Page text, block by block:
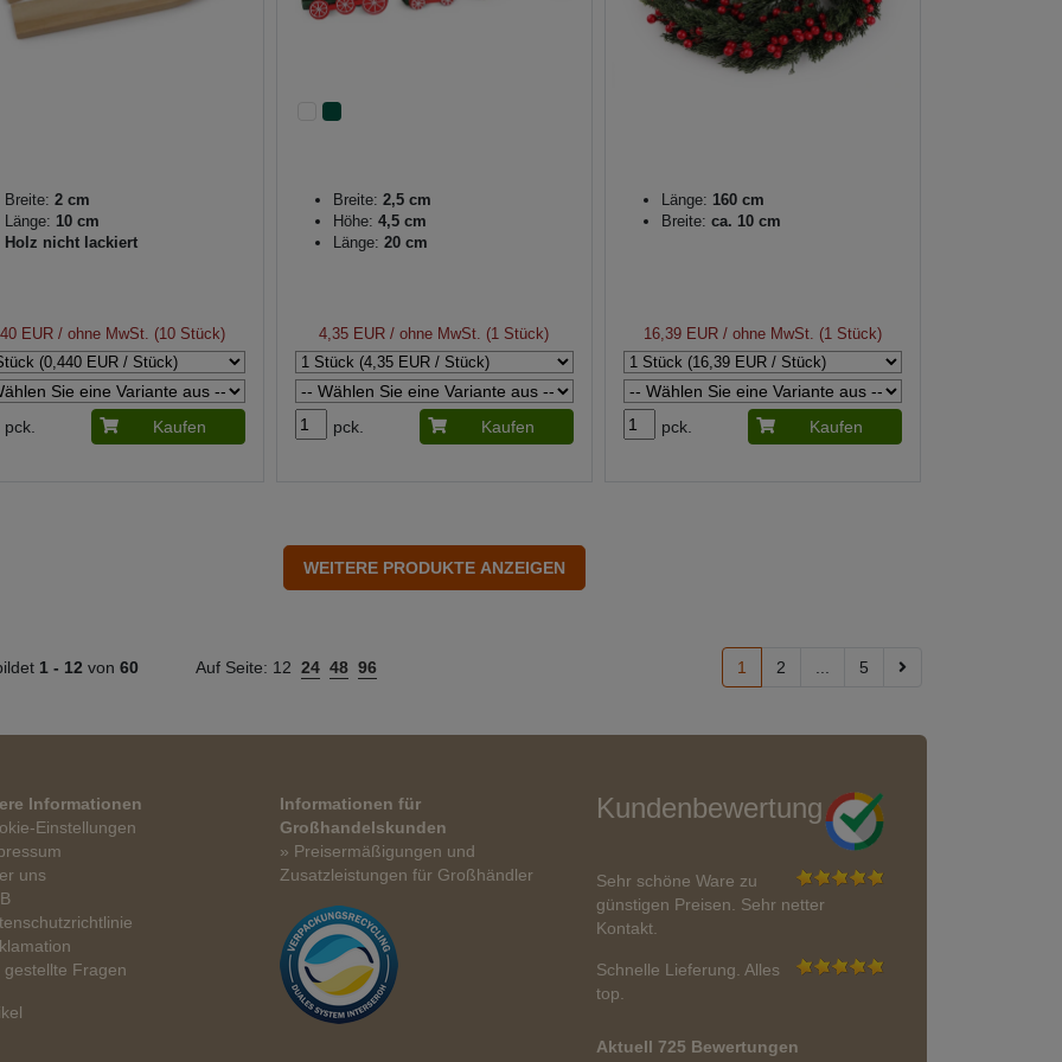
Breite: 2 cm
Länge: 10 cm
Holz nicht lackiert
EUR/ ohne MwSt. (10 Stück)
pck. Kaufen
Breite: 2,5 cm
Höhe: 4,5 cm
Länge: 20 cm
4,35 EUR / ohne MwSt. (1 Stück)
pck. Kaufen
Länge: 160 cm
Breite: ca. 10 cm
16,39 EUR/ ohne MwSt. (1 Stück)
pck. Kaufen
1 - 12 von 60 Auf Seite: 12 24 48 96 1 2 5
Informationen
Einstellungen
uns
gestellte Fragen
Informationen für
Großhandelskunden
» Preisermäßigungen und
Zusatzleistungen für Großhändler
Kundenbewertung
Sehr schöne Ware zu
günstigen Preisen. Sehr netter
Kontakt.
Schnelle Lieferung. Alles
top.
Aktuell 725 Bewertungen